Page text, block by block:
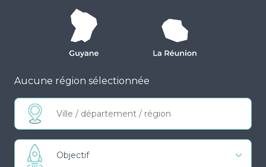
Aucune région sélectionnée